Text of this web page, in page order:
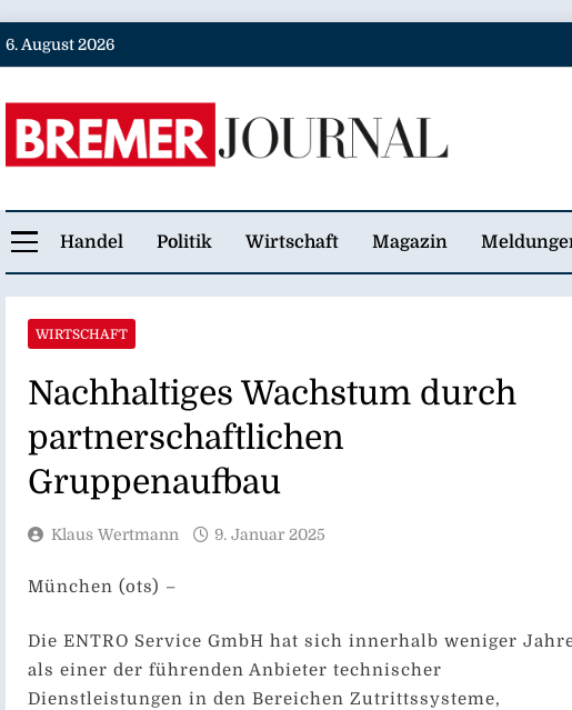
Skip
6. August 2026
Bremer Journal
Handel Politik Wirtschaft Magazin
WIRTSCHAFT
Nachhaltiges Wachstum durch
partnerschaftlichen
Gruppenaufbau
Klaus Wertmann 9. Januar 2025
München (ots) –
Die ENTRO Service GmbH hat sich innerhalb weniger
als einer der führenden Anbieter technischer
Dienstleistungen in den Bereichen Zutrittssysteme,